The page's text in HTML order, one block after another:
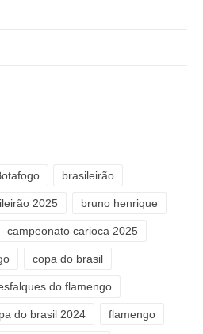
brasileirão
2025 bruno henrique
campeonato carioca 2025
copa do brasil
do flamengo
do brasil 2024 flamengo